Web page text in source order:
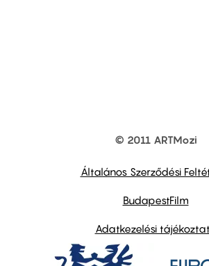
© 2011 ARTMozi
Általános Szerződési
BudapestFilm
Adatkezelési